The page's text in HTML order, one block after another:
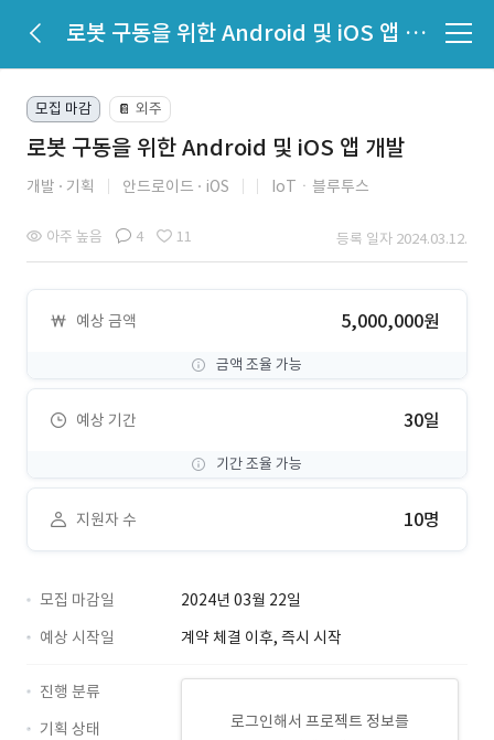
로봇 구동을 위한 Android 및 iOS 앱 개발
모집 마감 📔 외주
로봇 구동을 위한 Android 및 iOS 앱 개발
개발 기획 안드로이드 iOS IoTㆍ블루투스
아주 높음 4 11 등록 일자 2024.03.12.
예상 금액 5,000,000원
금액 조율 가능
예상 기간 30일
기간 조율 가능
지원자 수 10명
모집 마감일
2024년 03월 22일
예상 시작일
계약 체결 이후, 즉시 시작
로그인해서 프로젝트 정보를
진행 분류
기획 상태